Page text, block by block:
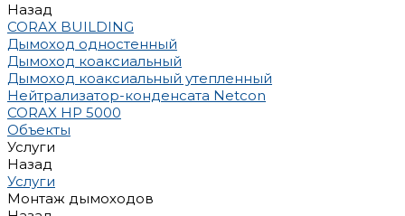
Назад
CORAX BUILDING
Дымоход одностенный
Дымоход коаксиальный
Дымоход коаксиальный утепленный
Нейтрализатор-конденсата Netcon
CORAX HP 5000
Объекты
Услуги
Назад
Услуги
Монтаж дымоходов